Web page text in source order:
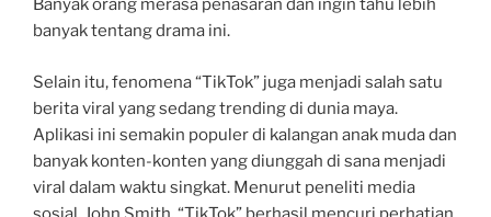
Banyak orang merasa penasaran dan ingin tahu lebih
banyak tentang drama ini.
Selain itu, fenomena “TikTok” juga menjadi salah satu
berita viral yang sedang trending di dunia maya.
Aplikasi ini semakin populer di kalangan anak muda dan
banyak konten-konten yang diunggah di sana menjadi
viral dalam waktu singkat. Menurut peneliti media